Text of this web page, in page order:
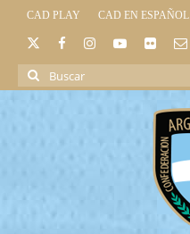
CAD PLAY CAD EN ESPAÑOL
Buscar
por: